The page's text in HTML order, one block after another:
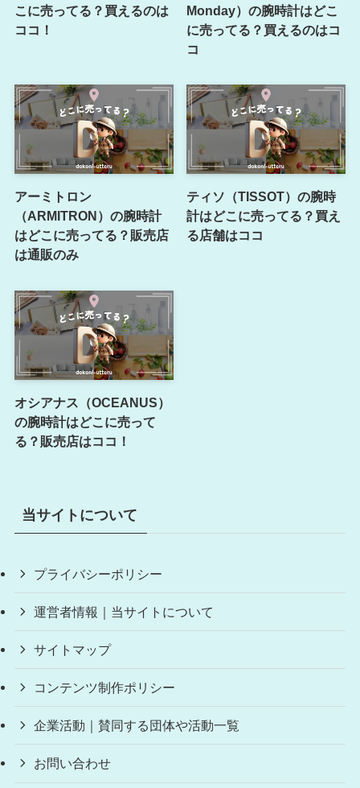
こに売ってる？買えるのは
ココ！
Monday）の腕時計はどこ
に売ってる？買えるのはコ
コ
アーミトロン
（ARMITRON）の腕時計
はどこに売ってる？販売店
は通販のみ
ティソ（TISSOT）の腕時
計はどこに売ってる？買え
る店舗はココ
オシアナス（OCEANUS）
の腕時計はどこに売って
る？販売店はココ！
当サイトについて
プライバシーポリシー
運営者情報｜当サイトについて
サイトマップ
コンテンツ制作ポリシー
企業活動｜賛同する団体や活動一覧
お問い合わせ